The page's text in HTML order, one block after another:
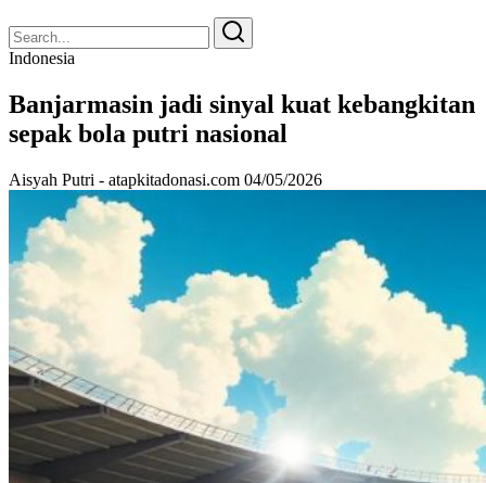
Search
for:
Search
Indonesia
Banjarmasin jadi sinyal kuat kebangkitan
sepak bola putri nasional
Aisyah Putri - atapkitadonasi.com 04/05/2026